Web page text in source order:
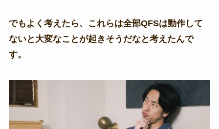
でもよく考えたら、これらは全部QFSは動作して
ないと大変なことが起きそうだなと考えたんで
す。